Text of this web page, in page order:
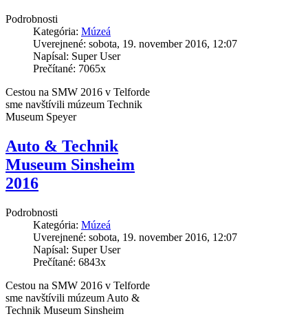
Podrobnosti
Kategória: Múzeá
Uverejnené: sobota, 19. november 2016, 12:07
Napísal: Super User
Prečítané: 7065x
Cestou na SMW 2016 v Telforde
sme navštívili múzeum Technik
Museum Speyer
Auto & Technik
Museum Sinsheim
2016
Podrobnosti
Kategória: Múzeá
Uverejnené: sobota, 19. november 2016, 12:07
Napísal: Super User
Prečítané: 6843x
Cestou na SMW 2016 v Telforde
sme navštívili múzeum Auto &
Technik Museum Sinsheim